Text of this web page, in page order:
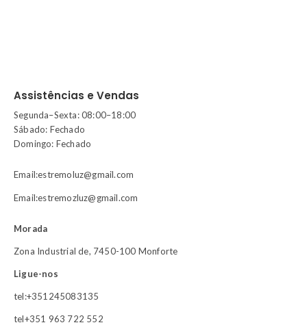
Assistências e Vendas
Segunda–Sexta: 08:00–18:00
Sábado: Fechado
Domingo: Fechado
Email:estremoluz@gmail.com
Email:estremozluz@gmail.com
Morada
Zona Industrial de, 7450-100 Monforte
Ligue-nos
tel:+351245083135
tel+351 963 722 552